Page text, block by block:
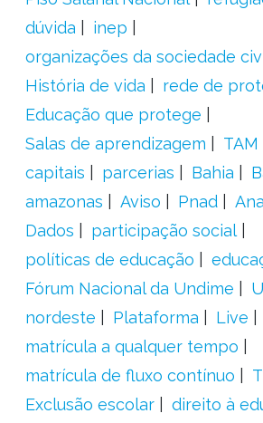
dúvida
inep
organizações da sociedade
História de vida
rede de
Educação que protege
Salas de aprendizagem
TAM
capitais
parcerias Bahia
amazonas
Aviso Pnad
Dados
participação social
políticas de educação
Fórum Nacional da Undime
nordeste
Plataforma
Live
matrícula a qualquer tempo
matrícula de fluxo contínuo
Exclusão escolar
direito à